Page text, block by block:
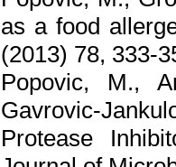
as a food
(2013) 78, 333-
Popovic, M.,
Gavrovic-
Protease